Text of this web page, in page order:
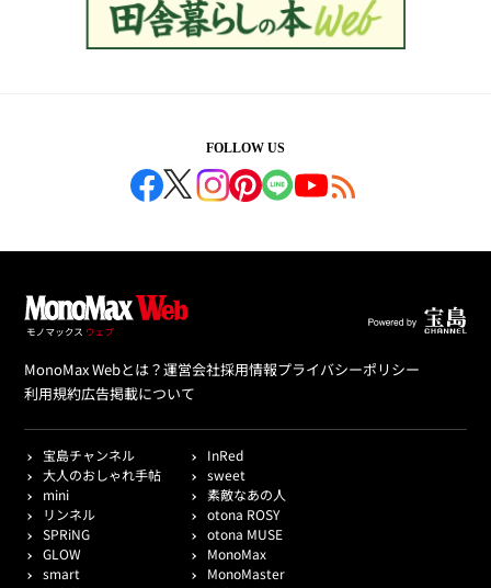
FOLLOW US
MonoMax Webとは？運営会社採用情報プライバシーポリシー
利用規約広告掲載について
宝島チャンネル
InRed
大人のおしゃれ手帖
sweet
mini
素敵なあの人
リンネル
otona ROSY
SPRiNG
otona MUSE
GLOW
MonoMax
smart
MonoMaster